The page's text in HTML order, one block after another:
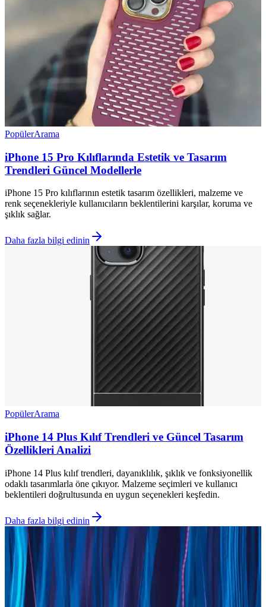
PopülerArama
iPhone 15 Pro Kılıflarında Estetik ve Tasarım
Trendleri Güncel Modellerle
iPhone 15 Pro kılıflarının estetik tasarım özellikleri, malzeme ve
renk seçenekleriyle kullanıcıların beklentilerini karşılar, koruma ve
şıklık sağlar.
Daha fazla bilgi edinin
PopülerArama
iPhone 14 Plus Kılıf Trendleri ve Güncel Tasarım
Özellikleri Analizi
iPhone 14 Plus kılıf trendleri, dayanıklılık, şıklık ve fonksiyonellik
odaklı tasarımlarla öne çıkıyor. Malzeme seçimleri ve kullanıcı
beklentileri doğrultusunda en uygun seçenekleri keşfedin.
Daha fazla bilgi edinin